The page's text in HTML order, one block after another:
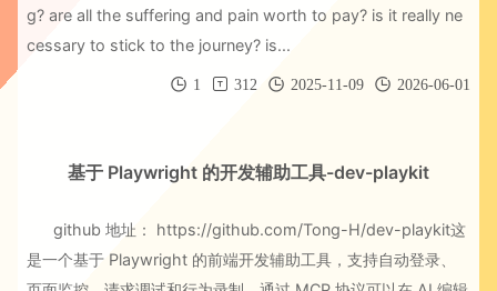
g? are all the suffering and pain worth to pay? is it really ne
cessary to stick to the journey? is...
1 312 2025-11-09 2026-06-01
基于 Playwright 的开发辅助工具-dev-playkit
github 地址： https://github.com/Tong-H/dev-playkit这
是一个基于 Playwright 的前端开发辅助工具，支持自动登录、